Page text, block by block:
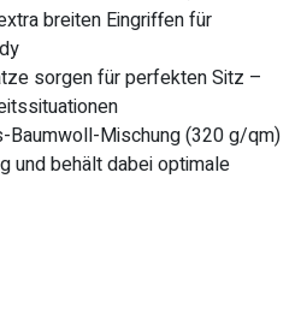
breiten Eingriffen für
sorgen für perfekten Sitz –
Baumwoll-Mischung (320 g/qm)
und behält dabei optimale